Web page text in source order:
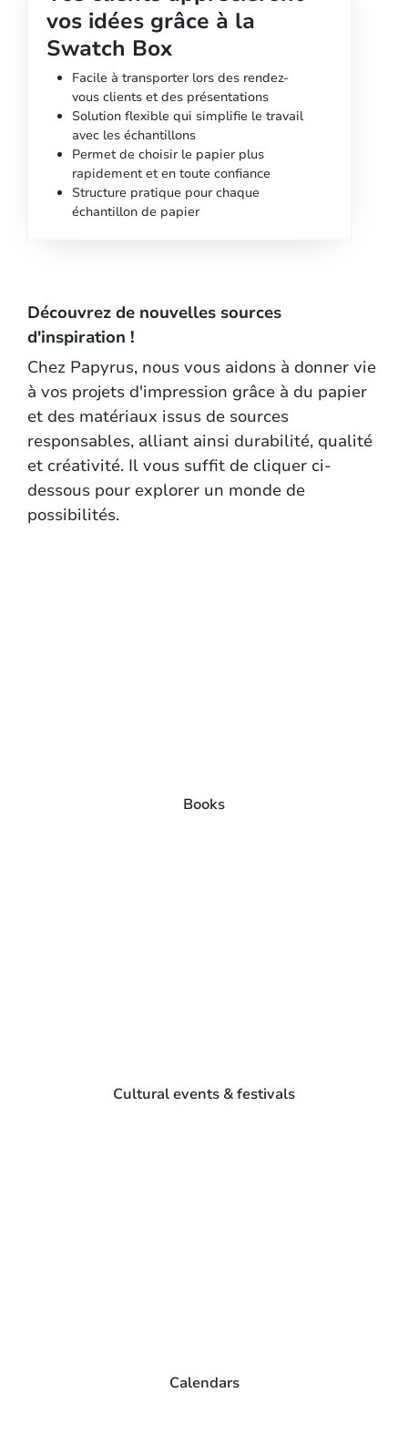
vos idées grâce à la
Swatch Box
Facile à transporter lors des rendez-
vous clients et des présentations
Solution flexible qui simplifie le travail
avec les échantillons
Permet de choisir le papier plus
rapidement et en toute confiance
Structure pratique pour chaque
échantillon de papier
Découvrez de nouvelles sources
d'inspiration !
Chez Papyrus, nous vous aidons à donner vie
à vos projets d'impression grâce à du papier
et des matériaux issus de sources
responsables, alliant ainsi durabilité, qualité
et créativité. Il vous suffit de cliquer ci-
dessous pour explorer un monde de
possibilités.
Books
Cultural events & festivals
Calendars